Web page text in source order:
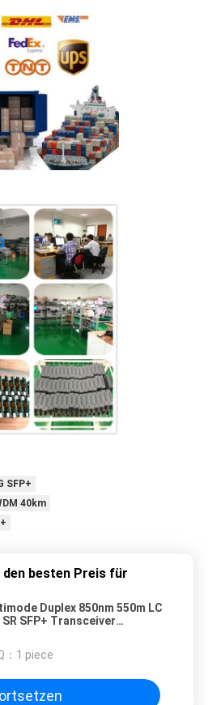
SFP+
40km
den besten Preis für
Duplex 850nm 550m LC
SR SFP+ Transceiver
： 1 piece